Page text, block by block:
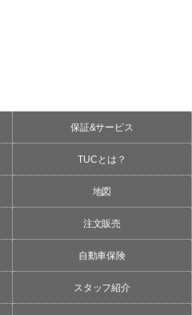
保証&サービス
TUCとは？
地図
注文販売
自動車保険
スタッフ紹介